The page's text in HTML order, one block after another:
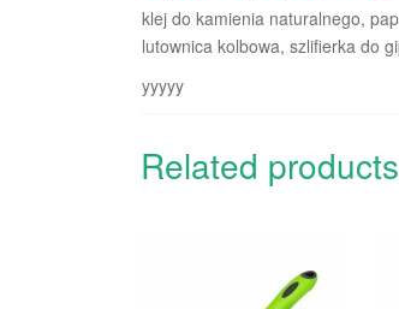
klej do kamienia naturalnego,
lutownica kolbowa, szlifierka do
yyyyy
Related products